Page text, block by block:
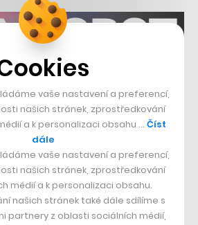
Facebook
vaše nastavení a preferencí,
našich stránek, zprostředkování
a k personalizaci obsahu … Číst
dále
vaše nastavení a preferencí,
našich stránek, zprostředkování
médií a k personalizaci obsahu.
našich stránek také dále sdílíme s
partnery z oblasti sociálních médií,